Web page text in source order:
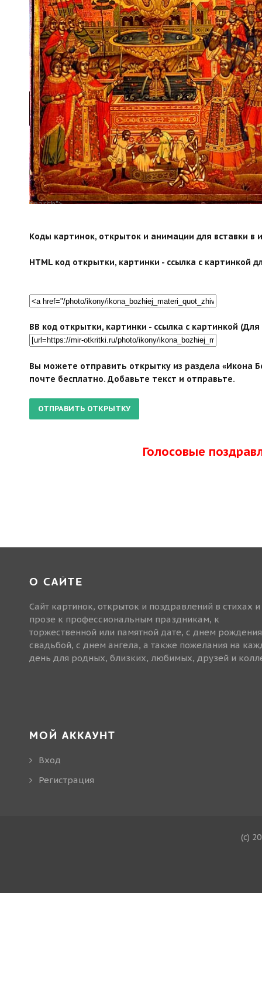
search">
Коды картинок, открыток и анимации для вставки в
HTML код открытки, картинки - ссылка с картинкой
BB код открытки, картинки - ссылка с картинкой
Вы можете отправить открытку из раздела «Икона
почте бесплатно. Добавьте текст и отправьте.
Голосовые
О САЙТЕ
Сайт картинок, открыток и поздравлений в стихах и
прозе к профессиональным праздникам, к
торжественной или памятной дате, с днем
свадьбой, с днем ангела, а также пожелания на
день для родных, близких, любимых, друзей и
МОЙ АККАУНТ
Вход
Регистрация
(c)